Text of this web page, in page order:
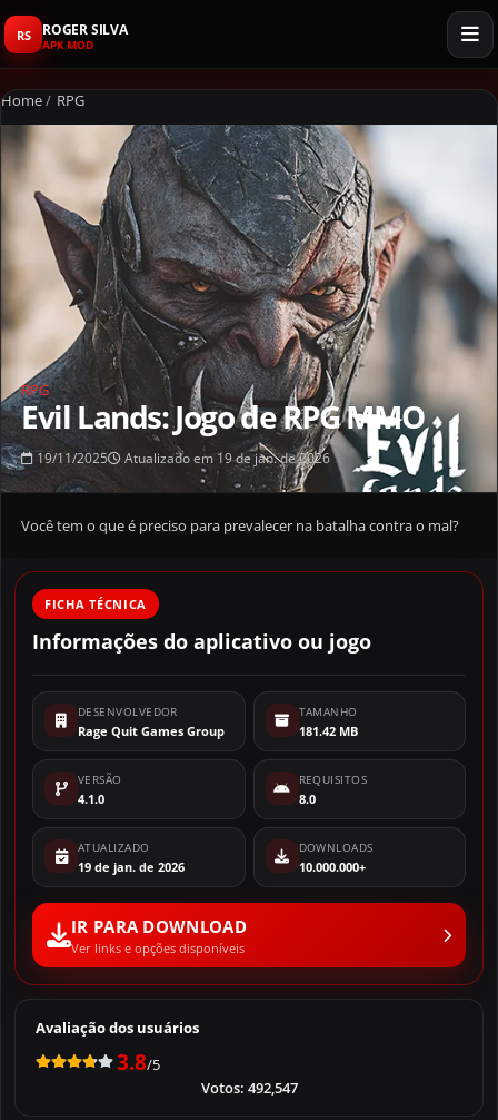
RS ROGER SILVA
APK MOD
Home/ RPG
RPG
Evil Lands: Jogo de RPG MMO
19/11/2025 Atualizado em 19 de jan. de 2026
Você tem o que é preciso para prevalecer na batalha contra o mal?
FICHA TÉCNICA
Informações do aplicativo ou jogo
DESENVOLVEDOR
Rage Quit Games Group
TAMANHO
181.42 MB
VERSÃO
4.1.0
REQUISITOS
8.0
ATUALIZADO
19 de jan. de 2026
DOWNLOADS
10.000.000+
IR PARA DOWNLOAD
Ver links e opções disponíveis
Avaliação dos usuários
3.8/5
Votos: 492,547